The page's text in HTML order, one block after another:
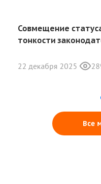
Совмещение
тонкости
22 декабря 2025
Все